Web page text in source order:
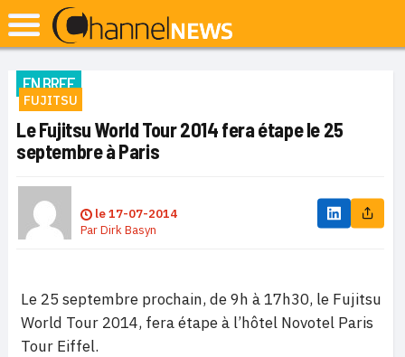
EN BREF
FUJITSU
Le Fujitsu World Tour 2014 fera étape le 25
septembre à Paris
le17-07-2014
ParDirk Basyn
Le 25 septembre prochain, de 9h à 17h30, le Fujitsu
World Tour 2014, fera étape à l’hôtel Novotel Paris
Tour Eiffel.